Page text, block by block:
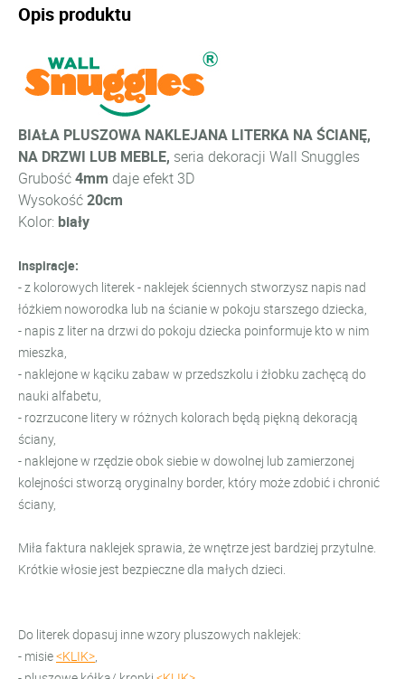
Opis produktu
BIAŁA PLUSZOWA NAKLEJANA LITERKA NA ŚCIANĘ,
NA DRZWI LUB MEBLE, seria dekoracji Wall Snuggles
Grubość4mm daje efekt 3D
Wysokość20cm
Kolor: biały
Inspiracje:
- z kolorowych literek - naklejek ściennych stworzysz napis nad
łóżkiem noworodka lub na ścianie w pokoju starszego dziecka,
- napis z liter na drzwi do pokoju dziecka poinformuje kto w nim
mieszka,
- naklejone w kąciku zabaw w przedszkolu i żłobku zachęcą do
nauki alfabetu,
- rozrzucone litery w różnych kolorach będą piękną dekoracją
ściany,
- naklejone w rzędzie obok siebie w dowolnej lub zamierzonej
kolejności stworzą oryginalny border, który może zdobić i chronić
ściany,
Miła faktura naklejek sprawia, że wnętrze jest bardziej przytulne.
Krótkie włosie jest bezpieczne dla małych dzieci.
Do literek dopasuj inne wzory pluszowych naklejek:
- misie<KLIK>,